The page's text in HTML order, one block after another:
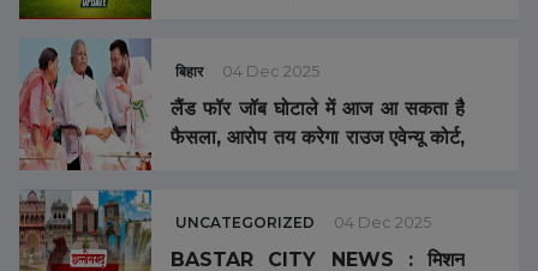
अवैध धान जब्त…
बिहार 04 Dec 2025
लैंड फॉर जॉब घोटाले में आज आ सकता है
फैसला, आरोप तय करेगा राउज एवेन्यू कोर्ट,
UNCATEGORIZED 04 Dec 2025
BASTAR CITY NEWS : मिशन